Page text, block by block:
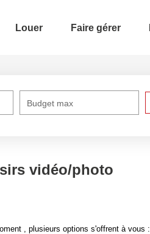
Louer Faire gérer
Budget max
vidéo/photo
, plusieurs options s'offrent à vous :